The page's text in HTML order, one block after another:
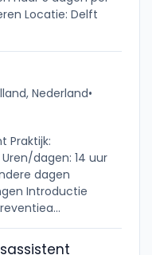
Locatie: Delft
Nederland•
Praktijk:
dagen: 14 uur
dagen
Introductie